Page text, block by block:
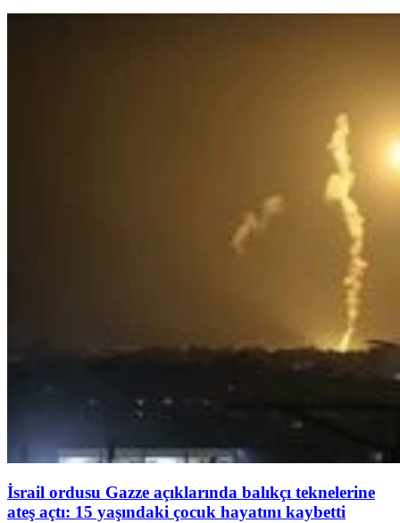
İsrail ordusu Gazze açıklarında balıkçı teknelerine
ateş açtı: 15 yaşındaki çocuk hayatını kaybetti